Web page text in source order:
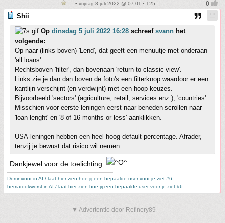
• vrijdag 8 juli 2022 @ 07:01 • 125
Shii
Op dinsdag 5 juli 2022 16:28 schreef svann het
volgende:
Op naar (links boven) 'Lend', dat geeft een menuutje met onderaan
'all loans'.
Rechtsboven 'filter', dan bovenaan 'return to classic view'.
Links zie je dan dan boven de foto's een filterknop waardoor er een
kantlijn verschijnt (en verdwijnt) met een hoop keuzes.
Bijvoorbeeld 'sectors' (agriculture, retail, services enz.), 'countries'.
Misschien voor eerste leningen eerst naar beneden scrollen naar
'loan lenght' en '8 of 16 months or less' aanklikken.
USA-leningen hebben een heel hoog default percentage. Afrader,
tenzij je bewust dat risico wil nemen.
Dankjewel voor de toelichting.
Domnivoor in AI / laat hier zien hoe jij een bepaalde user voor je ziet #6
hemarookworst in AI / laat hier zien hoe jij een bepaalde user voor je ziet #6
▼ Advertentie door Refinery89